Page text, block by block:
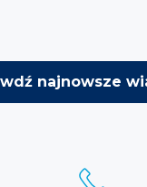
najnowsze